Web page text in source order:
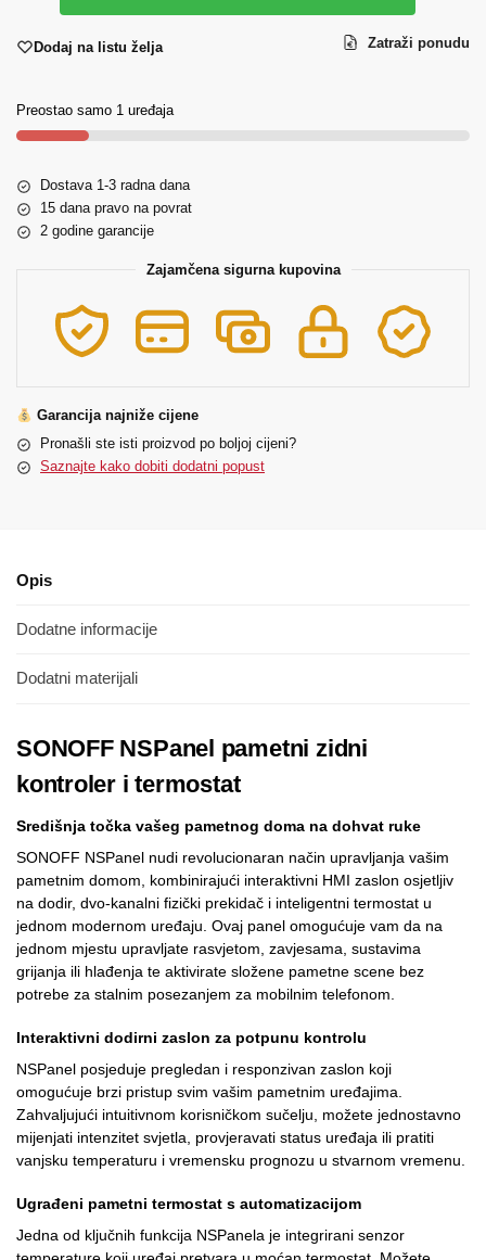
Zatraži ponudu
Dodaj na listu želja
Preostao samo 1 uređaja
Dostava 1-3 radna dana
15 dana pravo na povrat
2 godine garancije
Zajamčena sigurna kupovina
Garancija najniže cijene
Pronašli ste isti proizvod po boljoj cijeni?
Saznajte kako dobiti dodatni popust
Opis
Dodatne informacije
Dodatni materijali
SONOFF NSPanel pametni zidni
kontroler i termostat
Središnja točka vašeg pametnog doma na dohvat ruke
SONOFF NSPanel nudi revolucionaran način upravljanja vašim
pametnim domom, kombinirajući interaktivni HMI zaslon osjetljiv
na dodir, dvo-kanalni fizički prekidač i inteligentni termostat u
jednom modernom uređaju. Ovaj panel omogućuje vam da na
jednom mjestu upravljate rasvjetom, zavjesama, sustavima
grijanja ili hlađenja te aktivirate složene pametne scene bez
potrebe za stalnim posezanjem za mobilnim telefonom.
Interaktivni dodirni zaslon za potpunu kontrolu
NSPanel posjeduje pregledan i responzivan zaslon koji
omogućuje brzi pristup svim vašim pametnim uređajima.
Zahvaljujući intuitivnom korisničkom sučelju, možete jednostavno
mijenjati intenzitet svjetla, provjeravati status uređaja ili pratiti
vanjsku temperaturu i vremensku prognozu u stvarnom vremenu.
Ugrađeni pametni termostat s automatizacijom
Jedna od ključnih funkcija NSPanela je integrirani senzor